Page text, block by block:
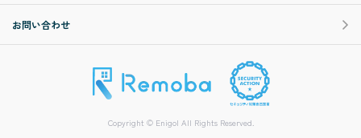
お問い合わせ
Copyright © Enigol All Rights Reserved.